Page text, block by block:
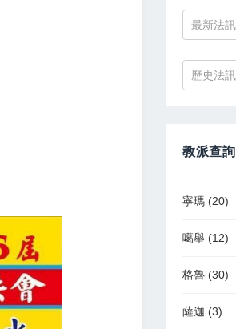
教派查詢
寧瑪 (20)
噶舉 (12)
格魯 (30)
薩迦 (3)